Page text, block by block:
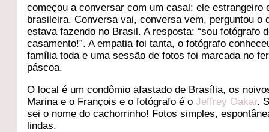
começou a conversar com um casal: ele estrangeiro
brasileira. Conversa vai, conversa vem, perguntou o
estava fazendo no Brasil. A resposta: “sou fotógrafo
casamento!”. A empatia foi tanta, o fotógrafo
família toda e uma sessão de fotos foi marcada no
páscoa.
O local é um condômio afastado de Brasília, os
Marina e o François e o fotógrafo é oJeffrey Oakar.
sei o nome do cachorrinho! Fotos simples,
lindas.